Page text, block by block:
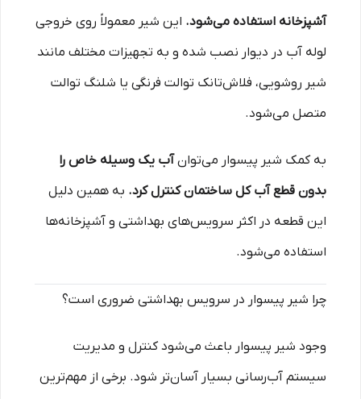
آشپزخانه استفاده می‌شود. این شیر معمولاً روی خروجی
لوله آب در دیوار نصب شده و به تجهیزات مختلف مانند
شیر روشویی، فلاش‌تانک توالت فرنگی یا شلنگ توالت
متصل می‌شود.
به کمک شیر پیسوار می‌توانآب یک وسیله خاص را
بدون قطع آب کل ساختمان کنترل کرد. به همین دلیل
این قطعه در اکثر سرویس‌های بهداشتی و آشپزخانه‌ها
استفاده می‌شود.
چرا شیر پیسوار در سرویس بهداشتی ضروری است؟
وجود شیر پیسوار باعث می‌شود کنترل و مدیریت
سیستم آب‌رسانی بسیار آسان‌تر شود. برخی از مهم‌ترین